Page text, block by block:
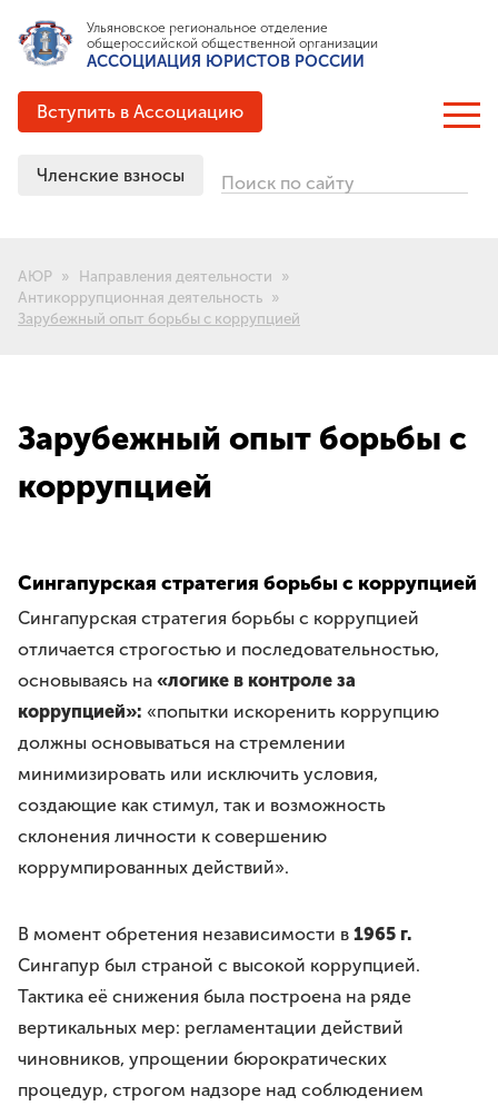
Ульяновское региональное отделение
общероссийской общественной организации
АССОЦИАЦИЯ ЮРИСТОВ РОССИИ
Вступить в Ассоциацию
Цели и задачи
Структура
Документация
Требования
Вступить в Ассоциацию
Членские взносы
НАПРАВЛЕНИЯ ДЕЯТЕЛЬНОСТИ
Бесплатная юридическая помощь
Правовое просвещение
Законотворчество
Антикоррупционная деятельность
Молодёжное движение
Юрист года
Юридический диктант
Премия им. И.И.Дмитриева
Моя законотворческая инициатива
ПРЕСС-СЛУЖБА
Членские взносы Поиск по сайту
АЮР
Направления деятельности
Антикоррупционная деятельность
Зарубежный опыт борьбы с коррупцией
Зарубежный опыт борьбы с
коррупцией
Сингапурская стратегия борьбы с коррупцией
Сингапурская стратегия борьбы с коррупцией
отличается строгостью и последовательностью,
основываясь на «логике в контроле за
коррупцией»: «попытки искоренить коррупцию
должны основываться на стремлении
минимизировать или исключить условия,
создающие как стимул, так и возможность
склонения личности к совершению
коррумпированных действий».
В момент обретения независимости в 1965 г.
Сингапур был страной с высокой коррупцией.
Тактика её снижения была построена на ряде
вертикальных мер: регламентации действий
чиновников, упрощении бюрократических
процедур, строгом надзоре над соблюдением